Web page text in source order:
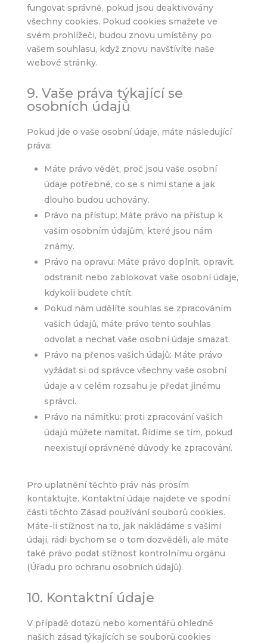
fungovat správně, pokud jsou deaktivovány
všechny cookies. Pokud cookies smažete ve
svém prohlížeči, budou znovu umístěny po
vašem souhlasu, když znovu navštívíte naše
webové stránky.
9. Vaše práva týkající se
osobních údajů
Pokud jde o vaše osobní údaje, máte následující
práva:
Máte právo vědět, proč jsou vaše osobní
údaje potřebné, co se s nimi stane a jak
dlouho budou uchovány.
Právo na přístup: Máte právo na přístup k
vašim osobním údajům, které jsou nám
známy.
Právo na opravu: Máte právo doplnit, opravit,
odstranit nebo zablokovat vaše osobní údaje,
kdykoli budete chtít.
Pokud nám udělíte souhlas se zpracováním
vašich údajů, máte právo tento souhlas
odvolat a nechat vaše osobní údaje smazat.
Právo na přenos vašich údajů: Máte právo
vyžádat si od správce všechny vaše osobní
údaje a v celém rozsahu je předat jinému
správci.
Právo na námitku: proti zpracování vašich
údajů můžete namítat. Řídíme se tím, pokud
neexistují oprávněné důvody ke zpracování.
Pro uplatnění těchto práv nás prosím
kontaktujte. Kontaktní údaje najdete ve spodní
části těchto Zásad používání souborů cookies.
Máte-li stížnost na to, jak nakládáme s vašimi
údaji, rádi bychom se o tom dozvěděli, ale máte
také právo podat stížnost kontrolnímu orgánu
(Úřadu pro ochranu osobních údajů).
10. Kontaktní údaje
V případě dotazů nebo komentářů ohledně
našich zásad týkajících se souborů cookies